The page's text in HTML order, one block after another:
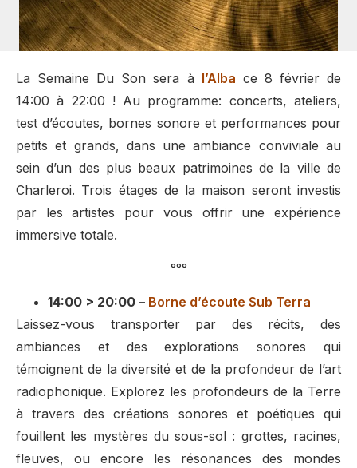
La Semaine Du Son sera à l’Alba ce 8 février de
14:00 à 22:00 ! Au programme: concerts, ateliers,
test d’écoutes, bornes sonore et performances pour
petits et grands, dans une ambiance conviviale au
sein d’un des plus beaux patrimoines de la ville de
Charleroi. Trois étages de la maison seront investis
par les artistes pour vous offrir une expérience
immersive totale.
°°°
14:00 > 20:00 – Borne d’écoute Sub Terra
Laissez-vous transporter par des récits, des
ambiances et des explorations sonores qui
témoignent de la diversité et de la profondeur de l’art
radiophonique. Explorez les profondeurs de la Terre
à travers des créations sonores et poétiques qui
fouillent les mystères du sous-sol : grottes, racines,
fleuves, ou encore les résonances des mondes